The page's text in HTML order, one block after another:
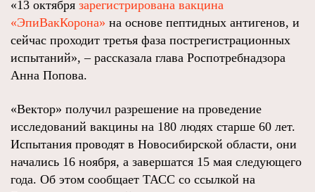
«13 октября зарегистрирована вакцина
«ЭпиВакКорона» на основе пептидных антигенов, и
сейчас проходит третья фаза пострегистрационных
испытаний», – рассказала глава Роспотребнадзора
Анна Попова.
«Вектор» получил разрешение на проведение
исследований вакцины на 180 людях старше 60 лет.
Испытания проводят в Новосибирской области, они
начались 16 ноября, а завершатся 15 мая следующего
года. Об этом сообщает ТАСС со ссылкой на